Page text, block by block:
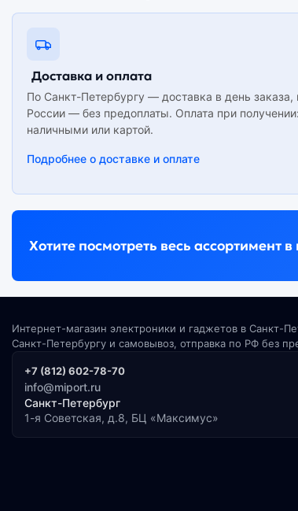
Доставка и оплата
По Санкт-Петербургу — доставка в день заказа,
России — без предоплаты. Оплата при получении:
наличными или картой.
Подробнее о доставке и оплате
Хотите посмотреть весь ассортимент
Интернет-магазин электроники и гаджетов в Санкт-
Санкт-Петербургу и самовывоз, отправка по РФ без
+7 (812) 602-78-70
info@miport.ru
Санкт-Петербург
1-я Советская, д.8, БЦ «Максимус»